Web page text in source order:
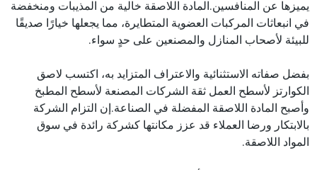
يميزها عن المنافسين.المادة اللاصقة خالية من المذيبات ومنخفضة
في انبعاثات المركبات العضوية المتطايرة، مما يجعلها خيارًا صديقًا
للبيئة لأصحاب المنازل والمصنعين على حدٍ سواء.
بفضل صفاته الاستثنائية والاعتراف المتزايد به، اكتسب لاصق
الكوارتز لأسطح العمل ثقة الشركات المصنعة لأسطح المطبخ
وأصبح المادة اللاصقة المفضلة في الصناعة.إن التزام الشركة
بالابتكار ورضا العملاء قد عزز مكانتها كشركة رائدة في سوق
المواد اللاصقة.